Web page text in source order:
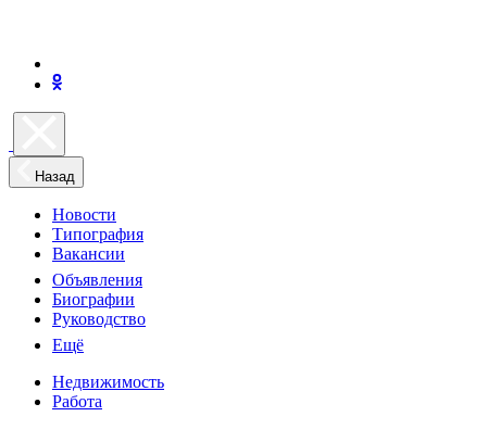
Назад
Новости
Типография
Вакансии
Объявления
Биографии
Руководство
Ещё
Недвижимость
Работа